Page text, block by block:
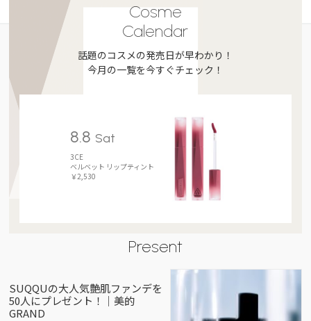
Cosme
Calendar
話題のコスメの発売日が早わかり！
今月の一覧を今すぐチェック！
8.8 Sat
3CE
ベルベット リップティント
￥2,530
Present
SUQQUの大人気艶肌ファンデを
50人にプレゼント！｜美的
GRAND